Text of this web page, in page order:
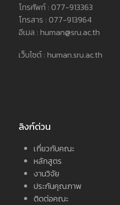
โทรศัพท์ : 077-913363
โทรสาร : 077-913964
อีเมล : human@sru.ac.th
เว็บไซต์ : human.sru.ac.th
ลิงก์ด่วน
เกี่ยวกับคณะ
หลักสูตร
งานวิจัย
ประกันคุณภาพ
ติดต่อคณะ